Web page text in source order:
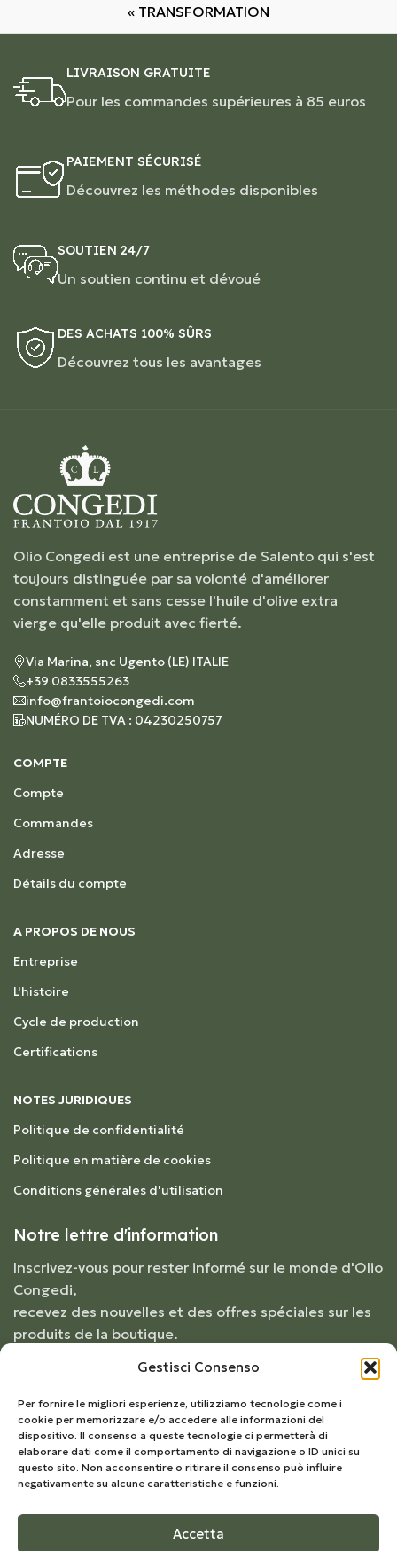
Gestisci Consenso
Per fornire le migliori esperienze, utilizziamo tecnologie come i
cookie per memorizzare e/o accedere alle informazioni del
dispositivo. Il consenso a queste tecnologie ci permetterà di
elaborare dati come il comportamento di navigazione o ID unici su
questo sito. Non acconsentire o ritirare il consenso può influire
negativamente su alcune caratteristiche e funzioni.
Accetta
« TRANSFORMATION
LIVRAISON GRATUITE
Pour les commandes supérieures à 85 euros
PAIEMENT SÉCURISÉ
Découvrez les méthodes disponibles
SOUTIEN 24/7
Un soutien continu et dévoué
DES ACHATS 100% SÛRS
Découvrez tous les avantages
Olio Congedi est une entreprise de Salento qui s'est
toujours distinguée par sa volonté d'améliorer
constamment et sans cesse l'huile d'olive extra
vierge qu'elle produit avec fierté.
Via Marina, snc Ugento (LE) ITALIE
+39 0833555263
info@frantoiocongedi.com
NUMÉRO DE TVA : 04230250757
COMPTE
Compte
Commandes
Adresse
Détails du compte
A PROPOS DE NOUS
Entreprise
L'histoire
Cycle de production
Certifications
NOTES JURIDIQUES
Politique de confidentialité
Politique en matière de cookies
Conditions générales d'utilisation
Notre lettre d'information
Inscrivez-vous pour rester informé sur le monde d'Olio
Congedi,
recevez des nouvelles et des offres spéciales sur les
produits de la boutique.